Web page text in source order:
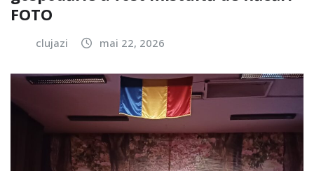
FOTO
clujazi mai 22, 2026